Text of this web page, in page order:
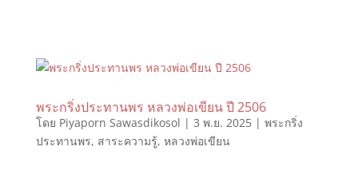
พระกริ่งประทานพร หลวงพ่อเขียน ปี 2506
โดย Piyaporn Sawasdikosol | 3 พ.ย. 2025| พระกริ่ง
ประทานพร, สาระความรู้, หลวงพ่อเขียน